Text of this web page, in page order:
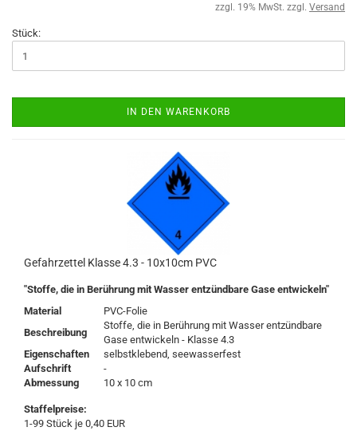
zzgl. 19% MwSt. zzgl. Versand
Stück:
IN DEN WARENKORB
Gefahrzettel Klasse 4.3 - 10x10cm PVC
"Stoffe, die in Berührung mit Wasser entzündbare Gase entwickeln"
Material
PVC-Folie
Beschreibung
Stoffe, die in Berührung mit Wasser entzündbare
Gase entwickeln - Klasse 4.3
Eigenschaften
selbstklebend, seewasserfest
Aufschrift
-
Abmessung
10 x 10 cm
Staffelpreise:
1-99 Stück je 0,40 EUR